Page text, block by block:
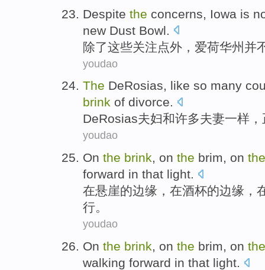
Despite the concerns Iowa is
new Dust Bowl.
除了这些关注点外 ， 爱荷华州 并
youdao
The DeRosias, like so many
brink of divorce.
DeRosias夫妇和许多夫妻一样
youdao
On the brink, on the brim, on the
forward in that light.
在悬崖的边缘，在酒杯的边缘 ，
行。
youdao
On the brink, on the brim, on the
walking forward in that light.